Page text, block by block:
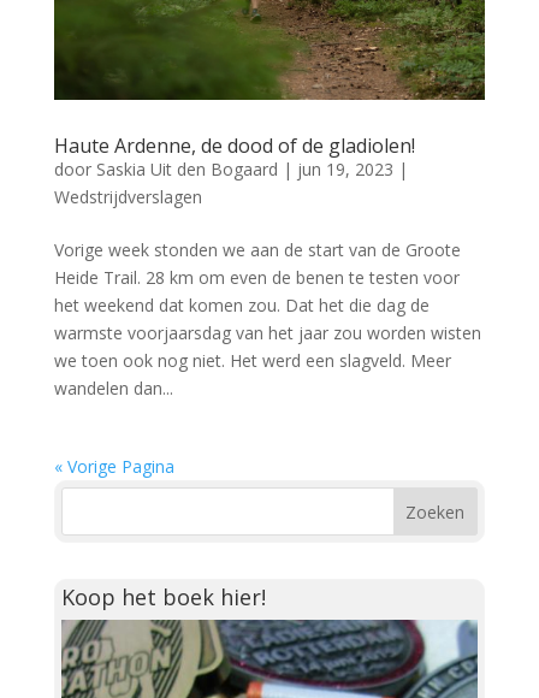
Haute Ardenne, de dood of de gladiolen!
door Saskia Uit den Bogaard | jun 19, 2023 |
Wedstrijdverslagen
Vorige week stonden we aan de start van de Groote
Heide Trail. 28 km om even de benen te testen voor
het weekend dat komen zou. Dat het die dag de
warmste voorjaarsdag van het jaar zou worden wisten
we toen ook nog niet. Het werd een slagveld. Meer
wandelen dan...
« Vorige Pagina
Koop het boek hier!